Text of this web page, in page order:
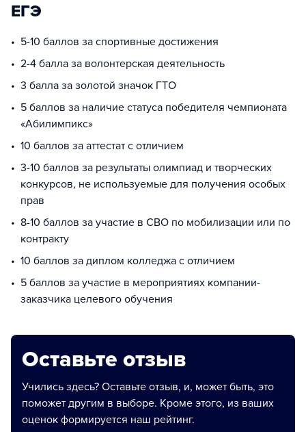
ЕГЭ
5-10 баллов за спортивные достижения
2-4 балла за волонтерская деятельность
3 балла за золотой значок ГТО
5 баллов за наличие статуса победителя чемпионата
«Абилимпикс»
10 баллов за аттестат с отличием
3-10 баллов за результаты олимпиад и творческих
конкурсов, не используемые для получения особых
прав
8-10 баллов за участие в СВО по мобилизации или по
контракту
10 баллов за диплом колледжа с отличием
5 баллов за участие в мероприятиях компании-
заказчика целевого обучения
Оставьте отзыв
Учились здесь? Оставьте отзыв, и, может быть, это
поможет другим в выборе. Кроме этого, из ваших
оценок формируется наш рейтинг.